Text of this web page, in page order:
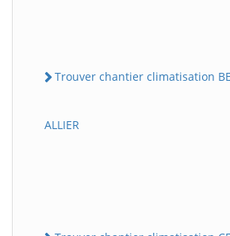
Trouver chantier climatisation
ALLIER